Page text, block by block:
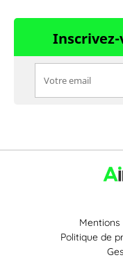
Mentions
Politique de